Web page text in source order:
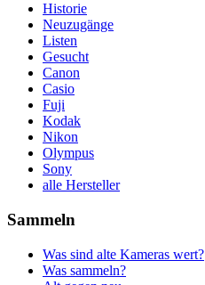
Historie
Neuzugänge
Listen
Gesucht
Canon
Casio
Fuji
Kodak
Nikon
Olympus
Sony
alle Hersteller
Sammeln
Was sind alte Kameras wert?
Was sammeln?